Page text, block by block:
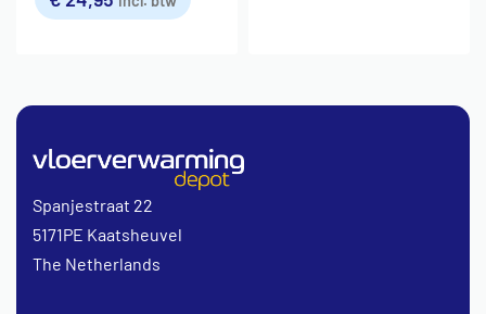
Spanjestraat 22
5171PE Kaatsheuvel
The Netherlands